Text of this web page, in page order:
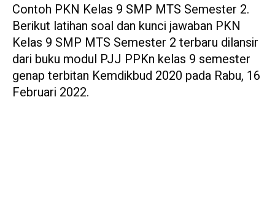
Contoh PKN Kelas 9 SMP MTS Semester 2.
Berikut latihan soal dan kunci jawaban PKN
Kelas 9 SMP MTS Semester 2 terbaru dilansir
dari buku modul PJJ PPKn kelas 9 semester
genap terbitan Kemdikbud 2020 pada Rabu, 16
Februari 2022.